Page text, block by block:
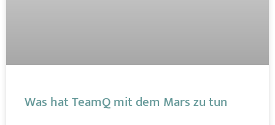
Was hat TeamQ mit dem Mars zu tun